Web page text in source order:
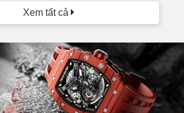
Xem tất cả